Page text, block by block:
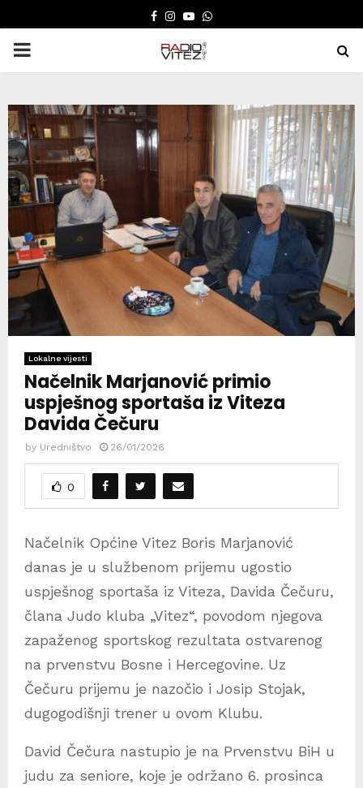
FACEBOOK
INSTAGRAM
YOUTUBE
WHATSAPP
PRIMARY
Lokalne vijesti
Načelnik Marjanović primio
uspješnog sportaša iz Viteza
Davida Čečuru
by Uredništvo 26/01/2026
0
Načelnik Općine Vitez Boris Marjanović
danas je u službenom prijemu ugostio
uspješnog sportaša iz Viteza, Davida Čečuru,
člana Judo kluba „Vitez“, povodom njegova
zapaženog sportskog rezultata ostvarenog
na prvenstvu Bosne i Hercegovine. Uz
Čečuru prijemu je nazočio i Josip Stojak,
dugogodišnji trener u ovom Klubu.
David Čečura nastupio je na Prvenstvu BiH u
judu za seniore, koje je održano 6. prosinca